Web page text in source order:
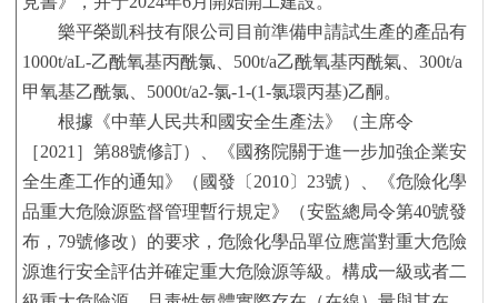
樂平榮凱科技有限公司目前準備申請試生產的產品有
1000t/aL-乙酰氧基丙酰氯、500t/a乙酰氧基丙酰氣、300t/a
甲氧基乙酰氯、5000t/a2-氯-1-(1-氯環丙基)乙酮。
根據《中華人民共和國安全生產法》（主席令
［2021 ］第88號修訂）、《國務院關于進一步加強企業安
全生產工作的通知》（國發〔 2010〕23號）、《危險化學
品重大危險源監督管理暫行規定》（安監總局令第40號發
布，79號修改）的要求，危險化學品單位應當對重大危險
源進行安全評估并確定重大危險源等級。構成一級或者二